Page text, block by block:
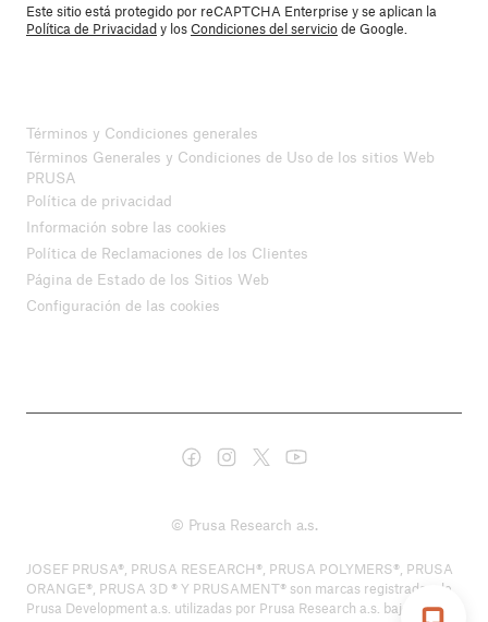
Este sitio está protegido por reCAPTCHA Enterprise y se aplican la
Política de Privacidady losCondiciones del serviciode Google.
Términos y Condiciones generales
Términos Generales y Condiciones de Uso de los sitios Web
PRUSA
Política de privacidad
Información sobre las cookies
Política de Reclamaciones de los Clientes
Página de Estado de los Sitios Web
Configuración de las cookies
© Prusa Research a.s.
JOSEF PRUSA®, PRUSA RESEARCH®, PRUSA POLYMERS®, PRUSA
ORANGE®, PRUSA 3D ® Y PRUSAMENT® son marcas registradas de
Prusa Development a.s. utilizadas por Prusa Research a.s. bajo licencia